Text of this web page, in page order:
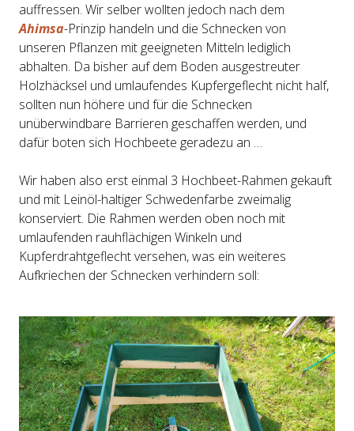
auffressen. Wir selber wollten jedoch nach dem
Ahimsa-Prinzip handeln und die Schnecken von
unseren Pflanzen mit geeigneten Mitteln lediglich
abhalten. Da bisher auf dem Boden ausgestreuter
Holzhäcksel und umlaufendes Kupfergeflecht nicht half,
sollten nun höhere und für die Schnecken
unüberwindbare Barrieren geschaffen werden, und
dafür boten sich Hochbeete geradezu an …
Wir haben also erst einmal 3 Hochbeet-Rahmen gekauft
und mit Leinöl-haltiger Schwedenfarbe zweimalig
konserviert. Die Rahmen werden oben noch mit
umlaufenden rauhflächigen Winkeln und
Kupferdrahtgeflecht versehen, was ein weiteres
Aufkriechen der Schnecken verhindern soll: